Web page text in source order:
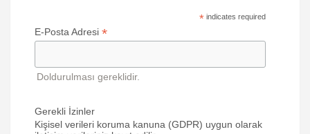
* indicates required
E-Posta Adresi *
Doldurulması gereklidir.
Gerekli İzinler
Kişisel verileri koruma kanuna (GDPR) uygun olarak